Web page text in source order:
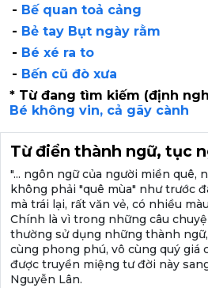
- Bế quan toả cảng
- Bẻ tay Bụt ngày rằm
- Bé xé ra to
- Bến cũ đò xưa
* Từ đang tìm kiếm (định
Bé không vin, cả gãy cành
Từ điển thành ngữ, tục
"... ngôn ngữ của người miền quê,
không phải "quê mùa" như trước
mà trái lại, rất văn vẻ, có nhiều
Chính là vì trong những câu
thường sử dụng những thành
cùng phong phú, vô cùng quý giá
được truyền miệng tư đời này
Nguyễn Lân.